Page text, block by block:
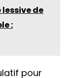
lessive de
:
pour